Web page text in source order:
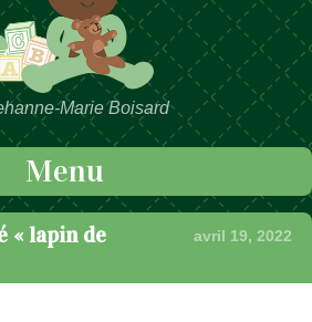
Marie Boisard
Menu
« lapin de
avril 19, 2022